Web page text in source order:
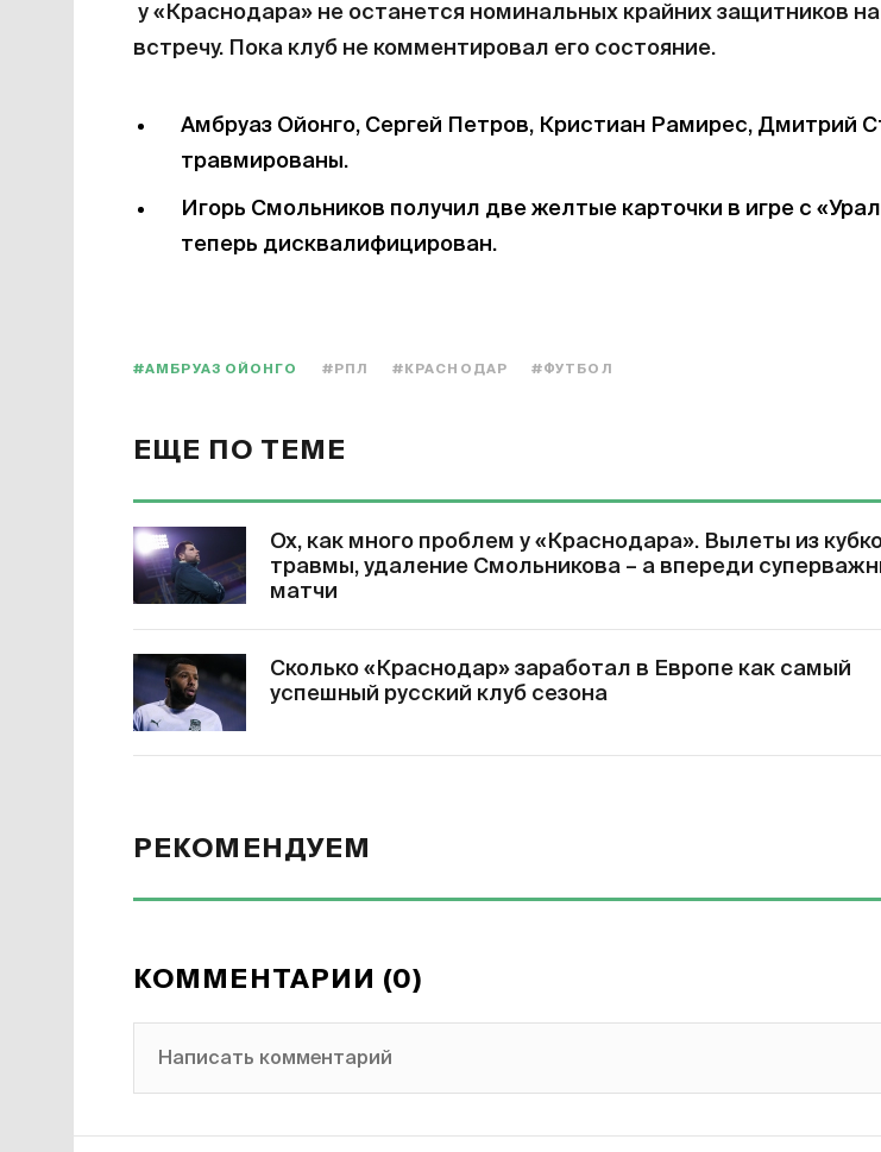
у «Краснодара» не останется номинальных крайних защитников на
встречу. Пока клуб не комментировал его состояние.
Амбруаз Ойонго, Сергей Петров, Кристиан Рамирес, Дмитрий
травмированы.
Игорь Смольников получил две желтые карточки в игре с
теперь дисквалифицирован.
#АМБРУАЗ ОЙОНГО #РПЛ #КРАСНОДАР #ФУТБОЛ
ЕЩЕ ПО ТЕМЕ
Ох, как много проблем у «Краснодара». Вылеты из
травмы, удаление Смольникова – а впереди
матчи
Сколько «Краснодар» заработал в Европе как самый
успешный русский клуб сезона
РЕКОМЕНДУЕМ
КОММЕНТАРИИ (0)
Написать комментарий